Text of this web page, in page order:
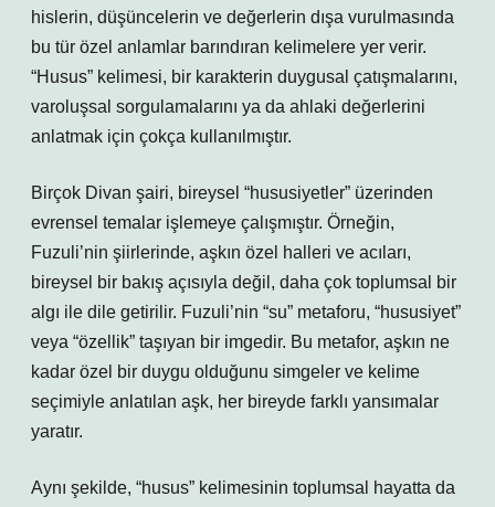
hislerin, düşüncelerin ve değerlerin dışa vurulmasında
bu tür özel anlamlar barındıran kelimelere yer verir.
“Husus” kelimesi, bir karakterin duygusal çatışmalarını,
varoluşsal sorgulamalarını ya da ahlaki değerlerini
anlatmak için çokça kullanılmıştır.
Birçok Divan şairi, bireysel “hususiyetler” üzerinden
evrensel temalar işlemeye çalışmıştır. Örneğin,
Fuzuli’nin şiirlerinde, aşkın özel halleri ve acıları,
bireysel bir bakış açısıyla değil, daha çok toplumsal bir
algı ile dile getirilir. Fuzuli’nin “su” metaforu, “hususiyet”
veya “özellik” taşıyan bir imgedir. Bu metafor, aşkın ne
kadar özel bir duygu olduğunu simgeler ve kelime
seçimiyle anlatılan aşk, her bireyde farklı yansımalar
yaratır.
Aynı şekilde, “husus” kelimesinin toplumsal hayatta da